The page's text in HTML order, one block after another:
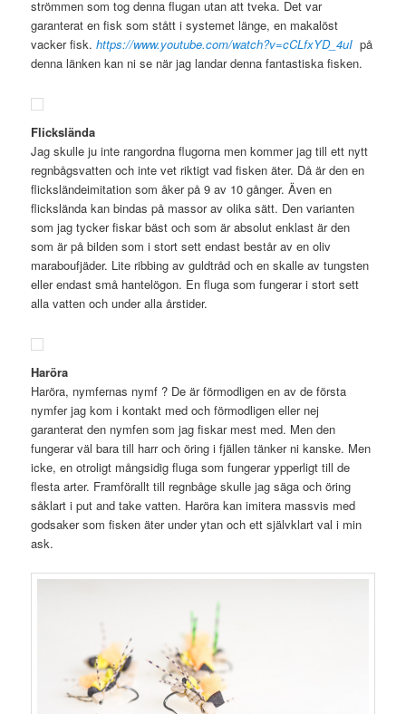
strömmen som tog denna flugan utan att tveka. Det var
garanterat en fisk som stått i systemet länge, en makalöst
vacker fisk.https://www.youtube.com/watch?v=cCLfxYD_4uI på
denna länken kan ni se när jag landar denna fantastiska fisken.
Flickslända
Jag skulle ju inte rangordna flugorna men kommer jag till ett nytt
regnbågsvatten och inte vet riktigt vad fisken äter. Då är den en
flicksländeimitation som åker på 9 av 10 gånger. Även en
flickslända kan bindas på massor av olika sätt. Den varianten
som jag tycker fiskar bäst och som är absolut enklast är den
som är på bilden som i stort sett endast består av en oliv
maraboufjäder. Lite ribbing av guldtråd och en skalle av tungsten
eller endast små hantelögon. En fluga som fungerar i stort sett
alla vatten och under alla årstider.
Haröra
Haröra, nymfernas nymf ? De är förmodligen en av de första
nymfer jag kom i kontakt med och förmodligen eller nej
garanterat den nymfen som jag fiskar mest med. Men den
fungerar väl bara till harr och öring i fjällen tänker ni kanske. Men
icke, en otroligt mångsidig fluga som fungerar ypperligt till de
flesta arter. Framförallt till regnbåge skulle jag säga och öring
såklart i put and take vatten. Haröra kan imitera massvis med
godsaker som fisken äter under ytan och ett självklart val i min
ask.